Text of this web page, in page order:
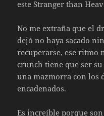
este Stranger than
No me extraña que el
dejó no haya sacado
recuperarse, ese ritmo
crunch tiene que ser
una mazmorra con los
encadenados.
Es increíble porque